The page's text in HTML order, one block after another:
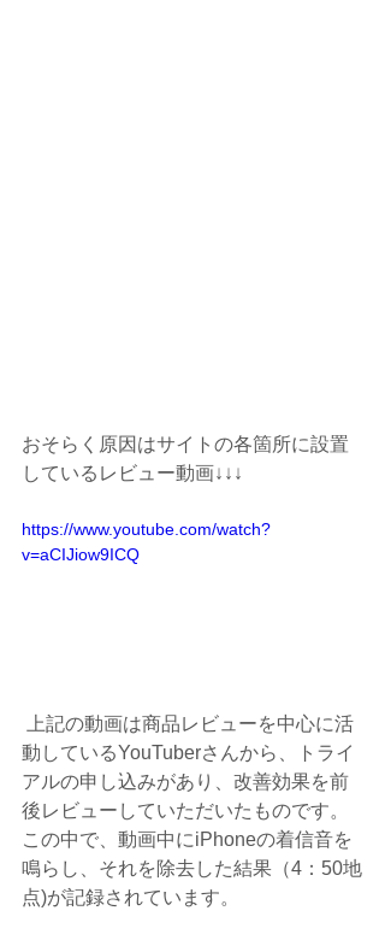
おそらく原因はサイトの各箇所に設置
しているレビュー動画↓↓↓
https://www.youtube.com/watch?
v=aCIJiow9ICQ
動しているYouTuberさんから、トライ
アルの申し込みがあり、改善効果を前
後レビューしていただいたものです。
この中で、動画中にiPhoneの着信音を
鳴らし、それを除去した結果（4：50地
点)が記録されています。